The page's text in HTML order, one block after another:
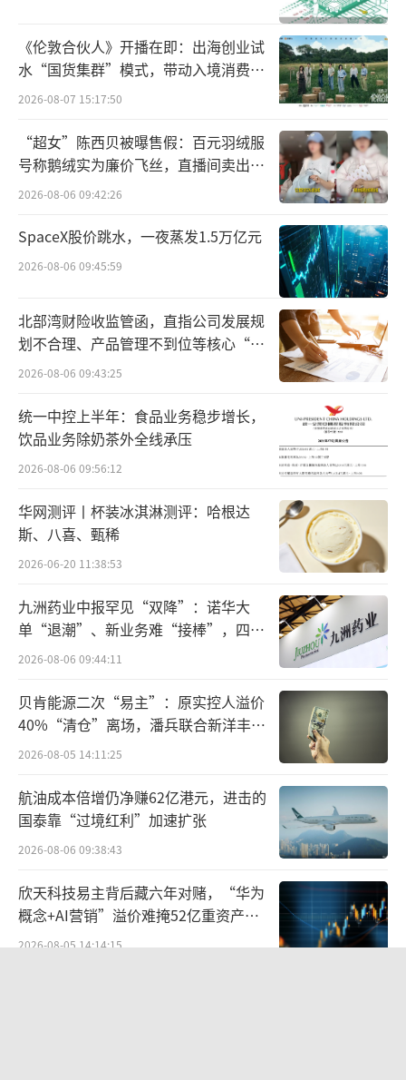
此外，发展稻米油产业对提高我国食用油
自给率具有重要意义。如果全国约2亿吨水稻加
工产生的米糠都用于榨油，可生产约230万吨稻
米油，相当于为国家节省1.1亿亩大豆耕地。开
发稻米油能够在不与粮食争地的情况下，降低
对进口食用油原料的依赖。然而，目前我国年
产稻米油仅约60万吨，远低于潜在产量。与东
南亚、日本甚至印度等国家相比，我国在米糠
资源的利用率上还有很大的提升空间。
目前，益海嘉里金龙鱼通过绿色精准适度
加工技术，不仅实现了食用油中反式脂肪酸含
量为0的突破，还做到了节能减排；针对有心血
的植物甾醇豆乳；针对糖尿病人和老年人群推
出荞麦含量高达51%的荞麦挂面及低GI认证、
控血糖的青稞苦荞挂面，以及科学配比的全谷
物杂粮米、杂粮饭和杂粮粥。
益海嘉里金龙鱼总裁穆彦魁也在致辞中表
金龙鱼通过创新研发满足人们对健康食品的需
求，目前已经推出多用途荞麦小麦粉、荞麦低
盐挂面、70%黑青稞苦荞挂面等多款满足大健
康消费理念的产品。未来，益海嘉里金龙鱼将
继续在粮油行业深耕，为大健康食品的深度挖
掘和技术创新提供更多可能。
（责任编辑：zx0280）
《伦敦合伙人》开播在即：出海创业试
水“国货集群”模式，带动入境消费反
向种草
2026-08-07 15:17:50
“超女”陈西贝被曝售假：百元羽绒服
号称鹅绒实为廉价飞丝，直播间卖出超
百万元
2026-08-06 09:42:26
SpaceX股价跳水，一夜蒸发1.5万亿元
2026-08-06 09:45:59
北部湾财险收监管函，直指公司发展规
划不合理、产品管理不到位等核心“痛
点”
2026-08-06 09:43:25
统一中控上半年：食品业务稳步增长，
饮品业务除奶茶外全线承压
2026-08-06 09:56:12
华网测评丨杯装冰淇淋测评：哈根达
斯、八喜、甄稀
2026-06-20 11:38:53
九洲药业中报罕见“双降”：诺华大
单“退潮”、新业务难“接棒”，四大
难关待闯
2026-08-06 09:44:11
贝肯能源二次“易主”：原实控人溢价
40%“清仓”离场，潘兵联合新洋丰、
宏科百世拟入主
2026-08-05 14:11:25
航油成本倍增仍净赚62亿港元，进击的
国泰靠“过境红利”加速扩张
2026-08-06 09:38:43
欣天科技易主背后藏六年对赌，“华为
概念+AI营销”溢价难掩52亿重资产考
验
2026-08-05 14:14:15